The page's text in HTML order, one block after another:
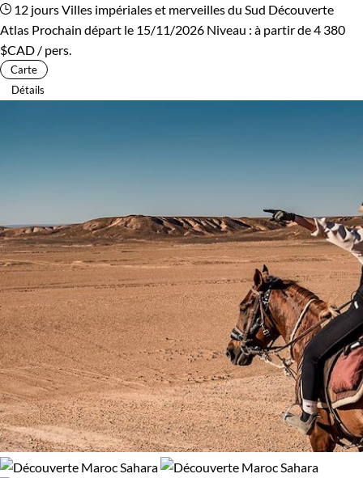
12 joursVilles impériales et merveilles du Sud Découverte
Atlas Prochain départ le 15/11/2026 Niveau : à partir de4 380
$CAD / pers.
Carte
Détails